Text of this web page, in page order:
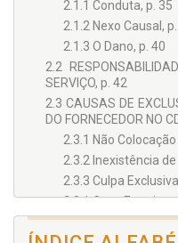
2.1.1 Conduta, p. 35
2.1.2 Nexo Causal,
2.1.3 O Dano, p. 40
2.2
SERVIÇO, p. 42
2.3 CAUSAS DE
DO FORNECEDOR NO
2.3.1 Não
2.3.2 Inexistência
2.3.3 Culpa
2.3.1 Caso Fortuito
Capítulo 3 RISCOS DE